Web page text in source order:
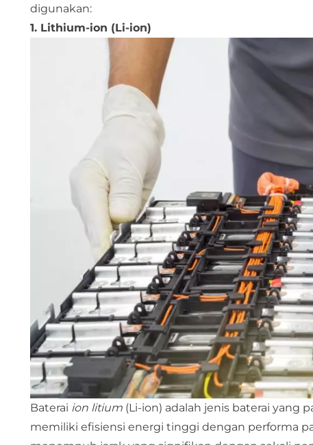
digunakan:
1. Lithium-ion (Li-ion)
Baterai ion litium (Li-ion) adalah jenis baterai yang
memiliki efisiensi energi tinggi dengan performa